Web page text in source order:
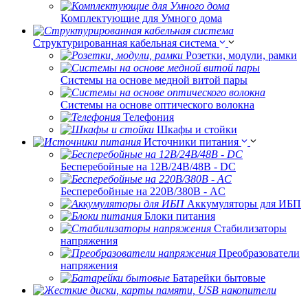
Комплектующие для Умного дома
Структурированная кабельная система
Розетки, модули, рамки
Системы на основе медной витой пары
Системы на основе оптического волокна
Телефония
Шкафы и стойки
Источники питания
Бесперебойные на 12В/24В/48В - DC
Бесперебойные на 220В/380В - AC
Аккумуляторы для ИБП
Блоки питания
Стабилизаторы
напряжения
Преобразователи
напряжения
Батарейки бытовые